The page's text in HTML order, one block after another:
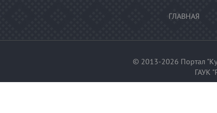
ГЛАВНАЯ
© 2013-2026 Портал
ГАУК